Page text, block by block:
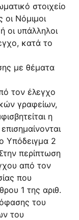
στοιχείο
οι Νόμιμοι
οι υπάλληλοι
κατά το
με θέματα
τον έλεγχο
γραφείων,
η
Υπόδειγμα 2
περίπτωση
από τον
που
1 της αριθ.
του
του